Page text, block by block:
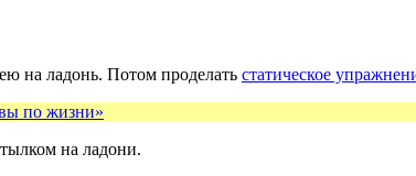
на ладонь. Потом проделать статическое
по жизни»
на ладони.